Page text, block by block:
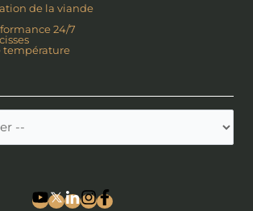
de la viande
24/7
température